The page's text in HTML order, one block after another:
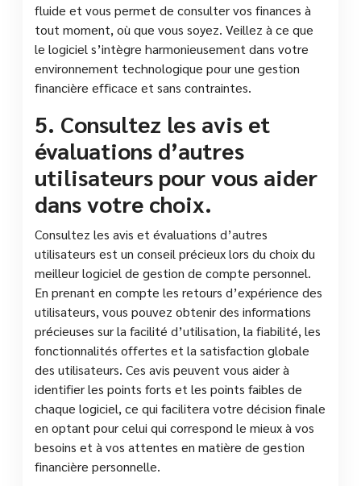
fluide et vous permet de consulter vos finances à
tout moment, où que vous soyez. Veillez à ce que
le logiciel s’intègre harmonieusement dans votre
environnement technologique pour une gestion
financière efficace et sans contraintes.
5. Consultez les avis et
évaluations d’autres
utilisateurs pour vous aider
dans votre choix.
Consultez les avis et évaluations d’autres
utilisateurs est un conseil précieux lors du choix du
meilleur logiciel de gestion de compte personnel.
En prenant en compte les retours d’expérience des
utilisateurs, vous pouvez obtenir des informations
précieuses sur la facilité d’utilisation, la fiabilité, les
fonctionnalités offertes et la satisfaction globale
des utilisateurs. Ces avis peuvent vous aider à
identifier les points forts et les points faibles de
chaque logiciel, ce qui facilitera votre décision finale
en optant pour celui qui correspond le mieux à vos
besoins et à vos attentes en matière de gestion
financière personnelle.